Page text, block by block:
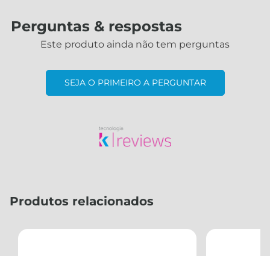
Perguntas & respostas
Este produto ainda não tem perguntas
SEJA O PRIMEIRO A PERGUNTAR
Produtos relacionados